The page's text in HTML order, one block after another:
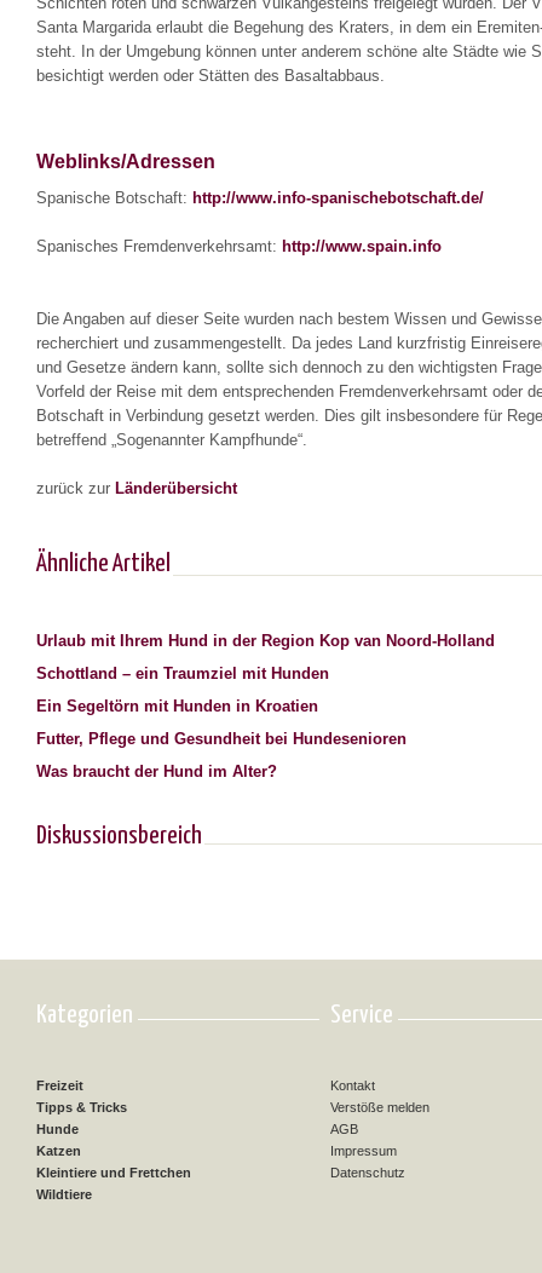
Santa Margarida erlaubt die Begehung des Kraters, in dem ein
steht. In der Umgebung können unter anderem schöne alte Städte wie
besichtigt werden oder Stätten des Basaltabbaus.
Weblinks/Adressen
Spanische Botschaft: http://www.info-spanischebotschaft.de/
Spanisches Fremdenverkehrsamt: http://www.spain.info
Die Angaben auf dieser Seite wurden nach bestem Wissen und
recherchiert und zusammengestellt. Da jedes Land kurzfristig
und Gesetze ändern kann, sollte sich dennoch zu den wichtigsten
Vorfeld der Reise mit dem entsprechenden Fremdenverkehrsamt oder
Botschaft in Verbindung gesetzt werden. Dies gilt insbesondere für
betreffend „Sogenannter Kampfhunde“.
zurück zur Länderübersicht
Ähnliche Artikel
Urlaub mit Ihrem Hund in der Region Kop van Noord-Holland
Schottland – ein Traumziel mit Hunden
Ein Segeltörn mit Hunden in Kroatien
Futter, Pflege und Gesundheit bei Hundesenioren
Was braucht der Hund im Alter?
Diskussionsbereich
Kategorien
Freizeit
Tipps & Tricks
Hunde
Katzen
Kleintiere und Frettchen
Wildtiere
Service
Kontakt
Verstöße melden
AGB
Impressum
Datenschutz